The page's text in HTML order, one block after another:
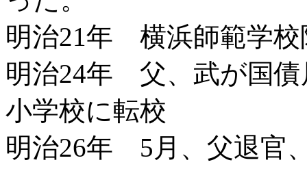
明治21年 横浜師範学校
明治24年 父、武が国債
小学校に転校
明治26年 5月、父退官